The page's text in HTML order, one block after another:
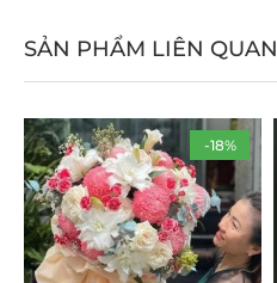
SẢN PHẨM LIÊN QUAN
-18%